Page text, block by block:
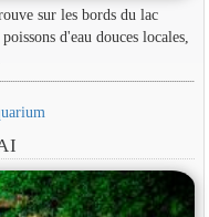
sur les bords du lac
d'eau douces locales,